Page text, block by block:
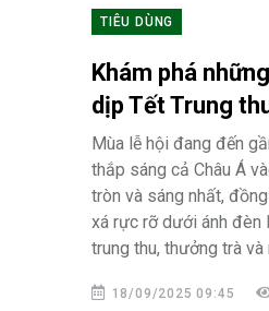
TIÊU DÙNG
Khám phá
dịp Tết Trung
Mùa lễ hội đang đến
thắp sáng cả Châu Á
tròn và sáng nhất,
xá rực rỡ dưới ánh đèn
trung thu, thưởng trà
18/09/2025 09:45